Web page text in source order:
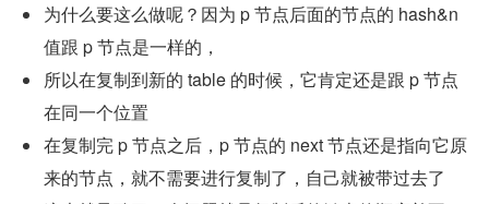
为什么要这么做呢？因为 p 节点后面的节点的 hash&n
值跟 p 节点是一样的，
所以在复制到新的 table 的时候，它肯定还是跟 p 节点
在同一个位置
在复制完 p 节点之后，p 节点的 next 节点还是指向它原
来的节点，就不需要进行复制了，自己就被带过去了